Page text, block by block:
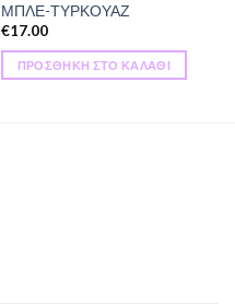
ΜΠΛΕ-ΤΥΡΚΟΥΑΖ
€17.00
ΠΡΟΣΘΉΚΗ ΣΤΟ ΚΑΛΆΘΙ